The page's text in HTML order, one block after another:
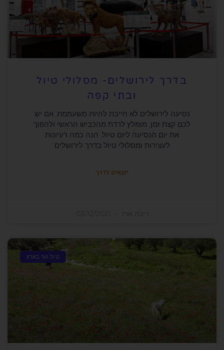
בדרך לירושלים- מסלולי טיול
ובתי קפה
נסיעה לירושלים לא חייבת להיות משעממת. אם יש
לכם קצת זמן, מומלץ לרדת מהכביש הראשי ולהפוך
את יום הנסיעה ליום טיול. הנה כמה רעיונות
לעצירות ומסלולי טיול בדרך לירושלים
יוצאים לדרך
טיול זוגי בארץ